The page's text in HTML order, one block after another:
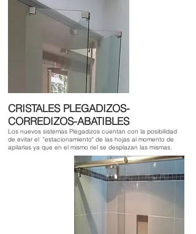
CRISTALES PLEGADIZOS-
CORREDIZOS-ABATIBLES
Los nuevos sistemas Plegadizos cuentan con la posibilidad
de evitar el "estacionamiento" de las hojas al momento de
apilarlas ya que en el mismo riel se desplazan las mismas.